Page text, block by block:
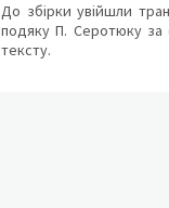
До збірки увійшли
подяку П. Серотюку за
тексту.